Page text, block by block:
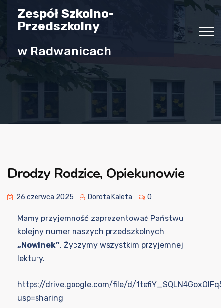
Zespół Szkolno-
Przedszkolny
w Radwanicach
Drodzy Rodzice, Opiekunowie
26 czerwca 2025 Dorota Kaleta 0
Mamy przyjemność zaprezentować Państwu
kolejny numer naszych przedszkolnych
„Nowinek”. Życzymy wszystkim przyjemnej
lektury.
https://drive.google.com/file/d/
usp=sharing